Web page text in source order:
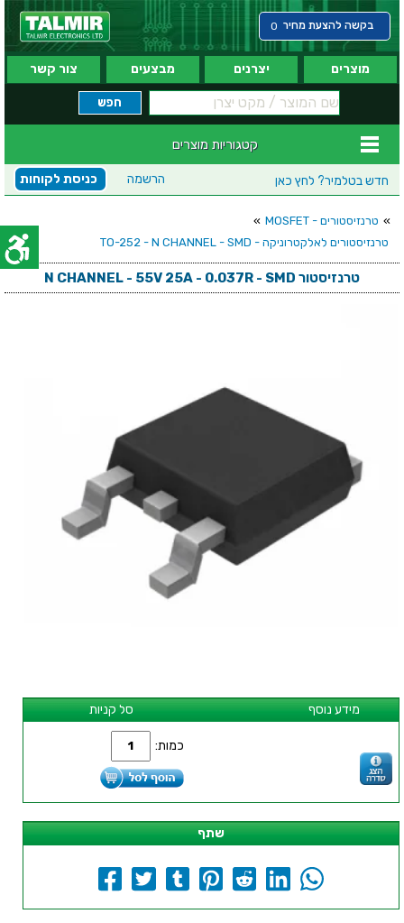
בקשה להצעת מחיר 0
מוצרים יצרנים מבצעים צור קשר
קטגוריות מוצרים
חדש בטלמיר? לחץ כאן כניסת לקוחות הרשמה
» טרנזיסטורים - MOSFET
»
טרנזיסטורים לאלקטרוניקה - TO-252 - N CHANNEL - SMD
טרנזיסטור N CHANNEL - 55V 25A - 0.037R - SMD
סל קניות מידע נוסף
כמות:
שתף